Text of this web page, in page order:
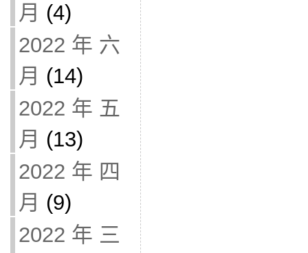
月 (4)
2022 年 六
月 (14)
2022 年 五
月 (13)
2022 年 四
月 (9)
2022 年 三